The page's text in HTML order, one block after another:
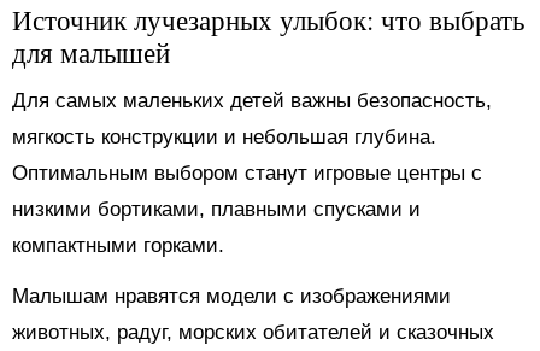
Источник лучезарных улыбок: что выбрать
для малышей
Для самых маленьких детей важны безопасность,
мягкость конструкции и небольшая глубина.
Оптимальным выбором станут игровые центры с
низкими бортиками, плавными спусками и
компактными горками.
Малышам нравятся модели с изображениями
животных, радуг, морских обитателей и сказочных